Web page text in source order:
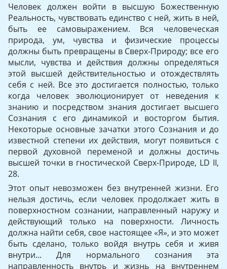
Человек должен войти в высшую Божественную
Реальность, чувствовать единство с ней, жить в ней,
быть ее самовыражением. Вся человеческая
природа, ум, чувства и физические процессы
должны быть превращены в Сверх-Природу; все его
мысли, чувст­ва и действия должны определяться
этой высшей действитель­ностью и отождествлять
себя с ней. Все это достигается полностью, только
когда человек эволюционирует от неведения к
знанию и посредством знания достигает высшего
Сознания с его динамикой и восторгом бытия.
Некоторые основные зачатки этого Сознания и до
известной степени их действия, могут появиться с
первой ду­ховной переменой и должны достичь
высшей точки в гностической Сверх-Природе, LD II,
28.
Этот опыт невозможен без внутренней жизни. Его
нельзя дос­тичь, если человек продолжает жить в
поверхностном сознании, направленный наружу и
действующий только на поверхности. Личность
должна найти себя, свое настоящее «Я», и это может
быть сделано, только войдя внутрь себя и живя
внутри... Для нор­мального сознания эта
направленность внутрь и жизнь на внут­реннем